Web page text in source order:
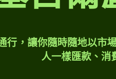
行，讓你隨時隨地以市
人一樣匯款、消